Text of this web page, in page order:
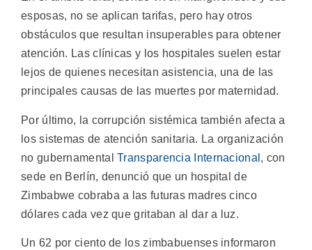
esposas, no se aplican tarifas, pero hay otros
obstáculos que resultan insuperables para obtener
atención. Las clínicas y los hospitales suelen estar
lejos de quienes necesitan asistencia, una de las
principales causas de las muertes por maternidad.
Por último, la corrupción sistémica también afecta a
los sistemas de atención sanitaria. La organización
no gubernamental Transparencia Internacional , con
sede en Berlín, denunció que un hospital de
Zimbabwe cobraba a las futuras madres cinco
dólares cada vez que gritaban al dar a luz.
Un 62 por ciento de los zimbabuenses informaron